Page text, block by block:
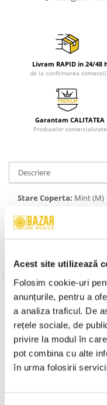
Acest site utilizează
Folosim cookie-uri
anunțurile, pentru a
a analiza traficul. De
rețele sociale, de
privire la modul în
pot combina cu alte
în urma folosirii
Livram RAPID in 24/48
de la confirmarea
Garantam CALITATEA
Produselor comercializate
Descriere
Stare Coperta: Mint (M)
Stare Disc:
Mint (M)
Gen:Electronic, Rock,
Stil:Dance-pop, Electro,
Informatii conformitate
Review-uri(0)